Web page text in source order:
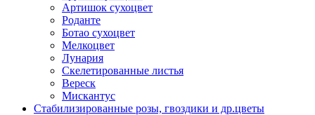
Артишок сухоцвет
Роданте
Ботао сухоцвет
Мелкоцвет
Лунария
Скелетированные листья
Вереск
Мискантус
Стабилизированные розы, гвоздики и др.цветы